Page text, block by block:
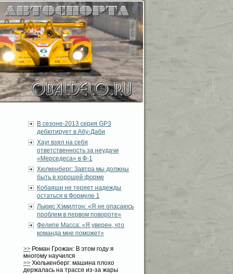
В сезоне-2013 серия GP3
дебютирует в Абу-Даби
Хауг взял на себя
ответственность за неудачи
«Мерседеса» в Ф-1
Хюлкенберг: Завтра мы должны
быть в хорошей форме
Кобаяши не теряет надежды
остаться в Формуле 1
Льюис Хэмилтон: «Я не опасаюсь
проблем в первом повороте»
Фелипе Масса: «Я уверен, что
команда мне поможет»
>> Роман Грожан: В этом году я
многому научился
>> Хюлькенберг: машина плохо
держалась на трассе из-за жары